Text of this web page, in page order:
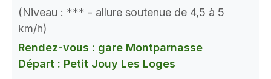
(Niveau : *** - allure soutenue de 4,5 à 5
km/h)
Rendez-vous : gare Montparnasse
Départ : Petit Jouy Les Loges